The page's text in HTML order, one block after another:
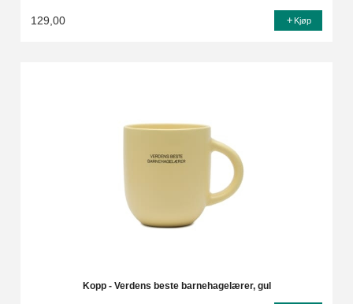
129,00 Kjøp
Kopp - Verdens beste barnehagelærer, gul